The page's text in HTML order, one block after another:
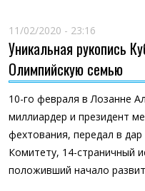
11/02/2020 - 23:16
Уникальная рукопись
Олимпийскую семью
10-го февраля в Лозанне
миллиардер и президент
фехтования, передал в
Комитету, 14-страничный
положивший начало